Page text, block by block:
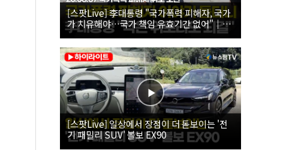
[스팟Live] 李대통령 "국가폭력 피해자, 국가
가 치유해야…국가 책임 유효기간 없어"｜
26.08.07 국가폭력 피해자 위로 오찬
[스팟Live] 일상에서 장점이 더 돋보이는 '전
기 패밀리 SUV' 볼보 EX90